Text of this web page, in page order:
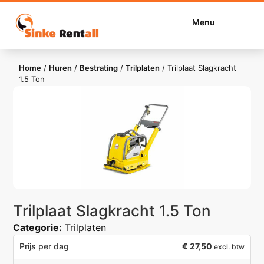
Menu
Home / Huren / Bestrating /Trilplaten /Trilplaat Slagkracht
1.5 Ton
Trilplaat Slagkracht 1.5 Ton
Categorie: Trilplaten
Prijs per dag € 27,50 excl. btw